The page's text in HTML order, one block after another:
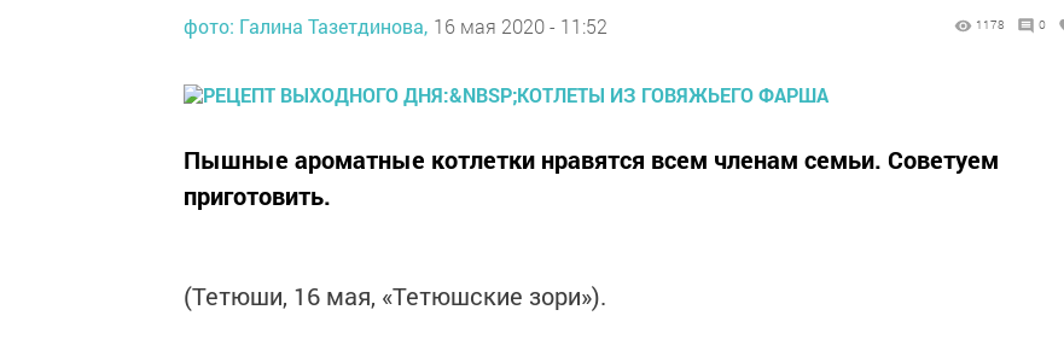
фото: Галина Тазетдинова, 16 мая 2020 - 11:52 1178 0
Пышные ароматные котлетки нравятся всем членам семьи. Советуем
приготовить.
(Тетюши, 16 мая, «Тетюшские зори»).